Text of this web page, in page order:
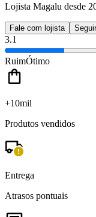
Lojista Magalu desde
Fale com lojista Seguir
3.1
RuimÓtimo
+10mil
Produtos vendidos
Entrega
Atrasos pontuais